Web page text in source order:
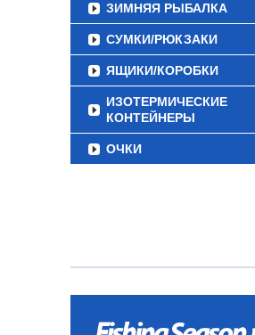
ЗИМНЯЯ РЫБАЛКА
СУМКИ/РЮКЗАКИ
ЯЩИКИ/КОРОБКИ
ИЗОТЕРМИЧЕСКИЕ
КОНТЕЙНЕРЫ
ОЧКИ